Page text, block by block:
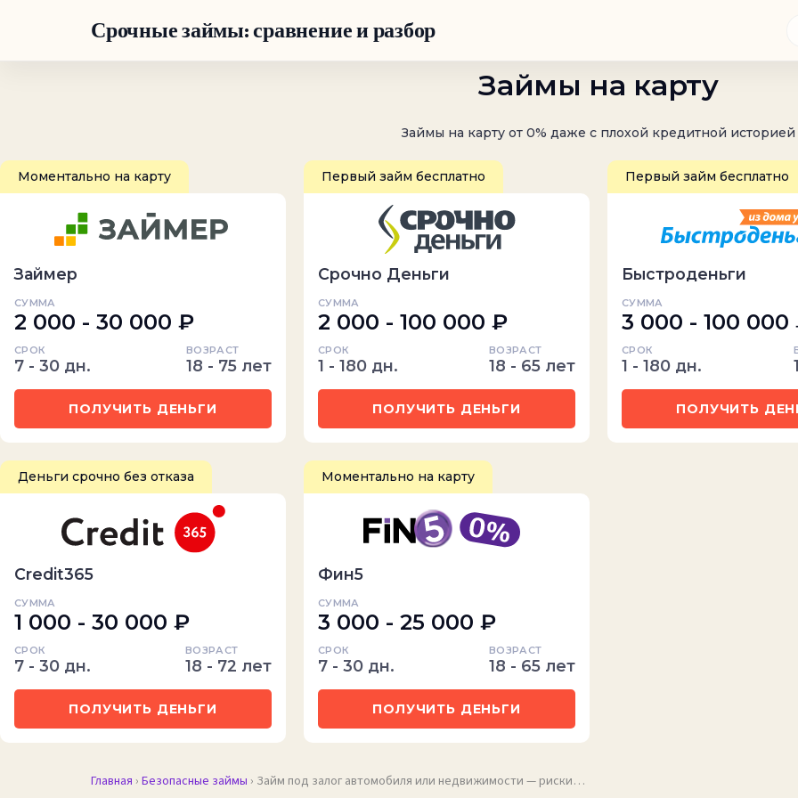
Срочные займы: сравнение и разбор
Займы на карту
Займы на карту от 0% даже с плохой кредитной историей
Моментально на карту
Займер
СУММА
2 000 - 30 000 ₽
СРОК
7 - 30 дн.
ВОЗРАСТ
18 - 75 лет
ПОЛУЧИТЬ ДЕНЬГИ
Первый займ бесплатно
Срочно Деньги
СУММА
2 000 - 100 000 ₽
СРОК
1 - 180 дн.
ВОЗРАСТ
18 - 65 лет
ПОЛУЧИТЬ ДЕНЬГИ
Первый займ бесплатно
Быстроденьги
СУММА
3 000 - 100 000
СРОК
1 - 180 дн.
ПОЛУЧИТЬ
Деньги срочно без отказа
Credit365
СУММА
1 000 - 30 000 ₽
СРОК
7 - 30 дн.
ВОЗРАСТ
18 - 72 лет
ПОЛУЧИТЬ ДЕНЬГИ
Моментально на карту
Фин5
СУММА
3 000 - 25 000 ₽
СРОК
7 - 30 дн.
ВОЗРАСТ
18 - 65 лет
ПОЛУЧИТЬ ДЕНЬГИ
Главная › Безопасные займы › Займ под залог автомобиля или недвижимости — риски…